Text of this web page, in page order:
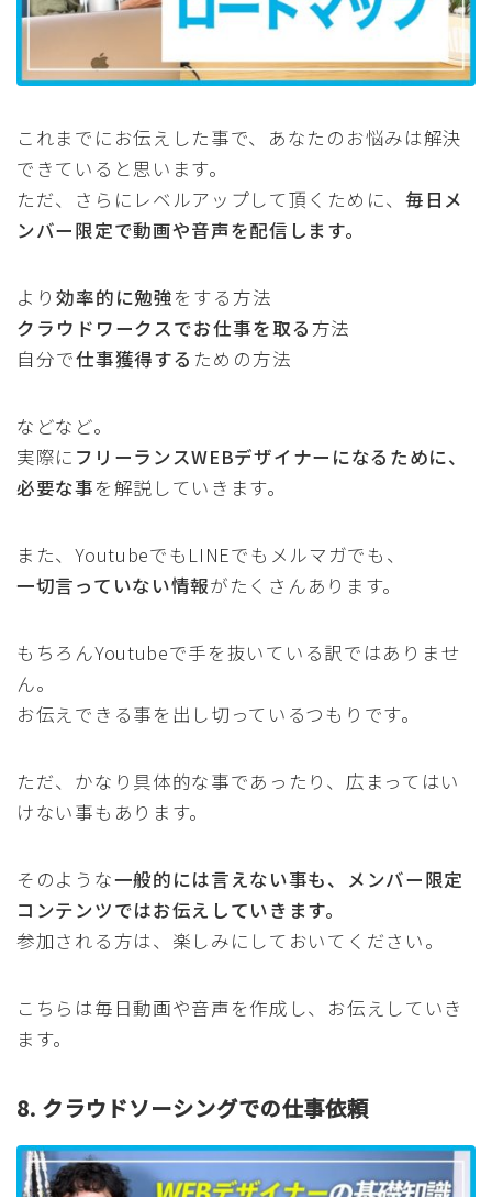
これまでにお伝えした事で、あなたのお悩みは解決
できていると思います。
ただ、さらにレベルアップして頂くために、 毎日メ
ンバー限定で動画や音声を配信します。
より 効率的に勉強をする方法
クラウドワークスでお仕事を取る方法
自分で仕事獲得する ための方法
などなど。
実際に フリーランスWEBデザイナーになるために、
必要な事を解説していきます。
また、YoutubeでもLINEでもメルマガでも、
一切言っていない情報がたくさんあります。
もちろんYoutubeで手を抜いている訳ではありませ
ん。
お伝えできる事を出し切っているつもりです。
ただ、かなり具体的な事であったり、広まってはい
けない事もあります。
そのような一般的には言えない事も、メンバー限定
コンテンツではお伝えしていきます。
参加される方は、楽しみにしておいてください。
こちらは毎日動画や音声を作成し、お伝えしていき
ます。
8. クラウドソーシングでの仕事依頼